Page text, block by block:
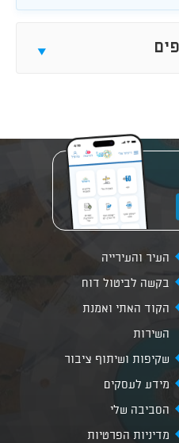
פתח/
העיר והעירייה
בקשה לביטול דוח
הקוד האתי ואמנת
השירות
שקיפות ושיתוף ציבור
מידע לעסקים
הסביבה שלי
מדיניות הפרטיות